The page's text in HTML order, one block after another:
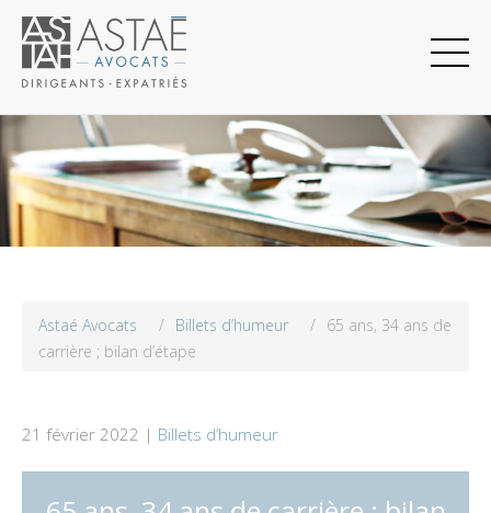
Astaé Avocats / Billets d’humeur / 65 ans, 34 ans de
carrière ; bilan d’étape
21 février 2022 | Billets d’humeur